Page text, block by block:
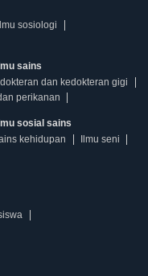
Ilmu sosiologi
sains
dan kedokteran gigi
perikanan
sosial sains
kehidupan
Ilmu seni